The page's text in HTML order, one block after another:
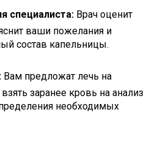
специалиста: Врач оценит
ваши пожелания и
состав капельницы.
Вам предложат лечь на
заранее кровь на анализ
необходимых